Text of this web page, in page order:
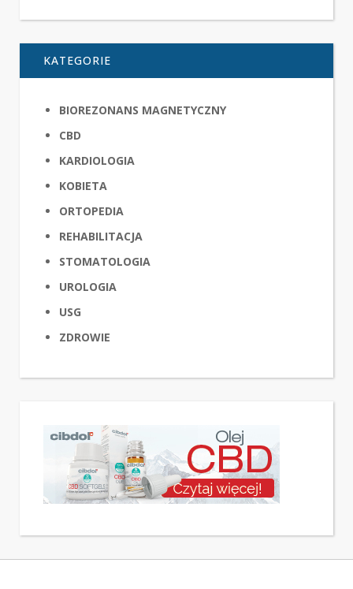
KATEGORIE
BIOREZONANS MAGNETYCZNY
CBD
KARDIOLOGIA
KOBIETA
ORTOPEDIA
REHABILITACJA
STOMATOLOGIA
UROLOGIA
USG
ZDROWIE